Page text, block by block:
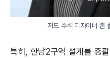
저드 수석 디자이너 존
특히, 한남2구역 설계를 총